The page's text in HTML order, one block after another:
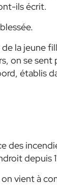
ils écrit.
la jeune
on se sent
établis
des
depuis
vient à